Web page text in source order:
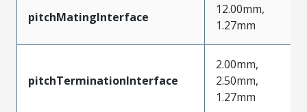
pitchMatingInterface
12.00mm,
1.27mm
pitchTerminationInterface
2.00mm,
2.50mm,
1.27mm